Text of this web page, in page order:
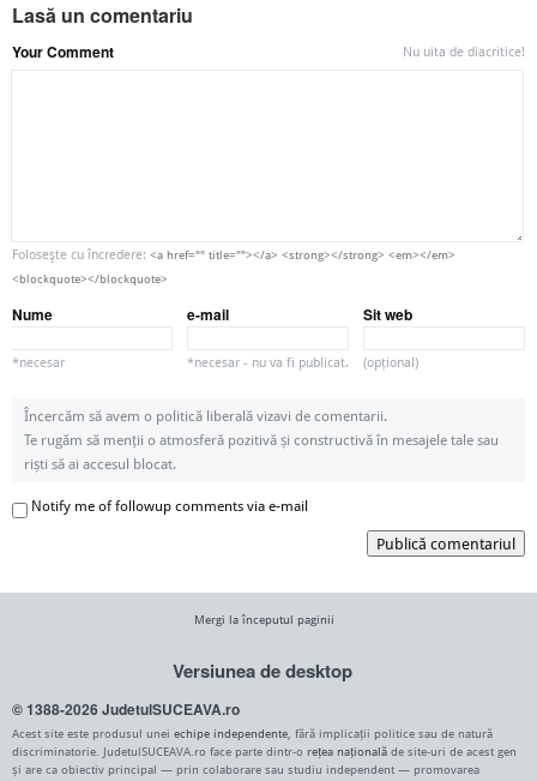
Lasă un comentariu
Your Comment Nu uita de diacritice!
Foloseşte cu încredere: <a href="" title=""></a> <strong></strong> <em></em>
<blockquote></blockquote>
Nume
*necesar
e-mail
*necesar - nu va fi publicat.
Sit web
(opțional)
Încercăm să avem o politică liberală vizavi de comentarii.
Te rugăm să menții o atmosferă pozitivă și constructivă în mesajele tale sau
riști să ai accesul blocat.
Notify me of followup comments via e-mail
Publică comentariul
Mergi la începutul paginii
Versiunea de desktop
© 1388-2026 JudetulSUCEAVA.ro
Acest site este produsul unei echipe independente , fără implicații politice sau de natură
discriminatorie. JudetulSUCEAVA.ro face parte dintr-o rețea națională de site-uri de acest gen
și are ca obiectiv principal — prin colaborare sau studiu independent — promovarea